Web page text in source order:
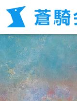
ホーム
蒼騎会とは
蒼騎展